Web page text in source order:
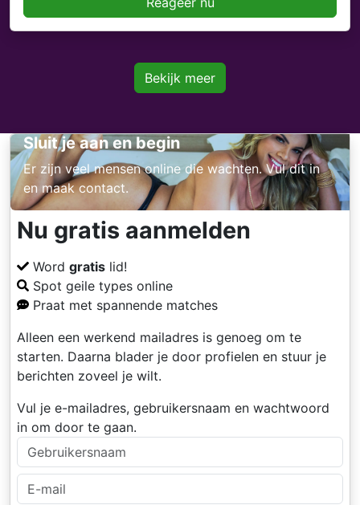
Bekijk meer
Sluit je aan en begin
Er zijn veel mensen online die wachten. Vul dit in
en maak contact.
Nu gratis aanmelden
Word gratis lid!
Spot geile types online
Praat met spannende matches
Alleen een werkend mailadres is genoeg om te
starten. Daarna blader je door profielen en stuur je
berichten zoveel je wilt.
Vul je e-mailadres, gebruikersnaam en wachtwoord
in om door te gaan.